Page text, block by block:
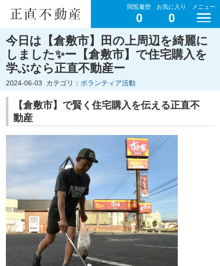
閲覧履歴
0
お気に入り
0
メニュー
今日は【倉敷市】田の上周辺を綺麗に
しました✨ー【倉敷市】で住宅購入を
学ぶなら正直不動産ー
2024-06-03 カテゴリ： ボランティア活動
【倉敷市】で賢く住宅購入を伝える正直不
動産